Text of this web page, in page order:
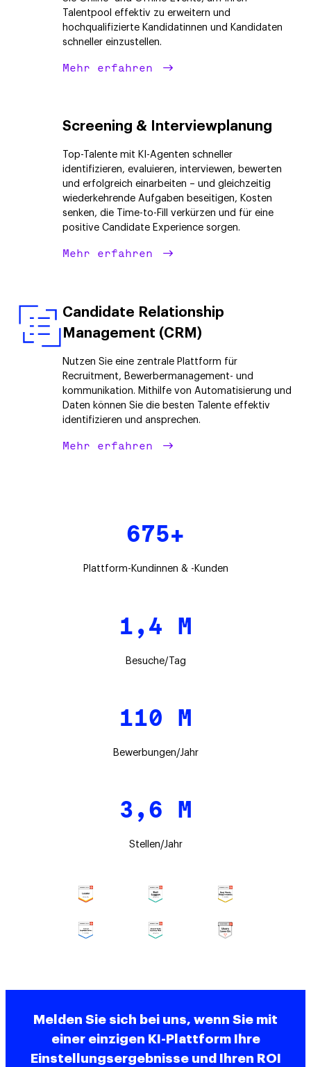
Talentpool effektiv zu erweitern und
hochqualifizierte Kandidatinnen und Kandidaten
schneller einzustellen.
Mehr erfahren
Screening & Interviewplanung
Top-Talente mit KI-Agenten schneller
identifizieren, evaluieren, interviewen, bewerten
und erfolgreich einarbeiten – und gleichzeitig
wiederkehrende Aufgaben beseitigen, Kosten
senken, die Time-to-Fill verkürzen und für eine
positive Candidate Experience sorgen.
Mehr erfahren
Candidate Relationship
Management (CRM)
Nutzen Sie eine zentrale Plattform für
Recruitment, Bewerbermanagement- und
kommunikation. Mithilfe von Automatisierung und
Daten können Sie die besten Talente effektiv
identifizieren und ansprechen.
Mehr erfahren
675+
Plattform-Kundinnen & -Kunden
1,4 M
Besuche/Tag
110 M
Bewerbungen/Jahr
3,6 M
Stellen/Jahr
Melden Sie sich bei uns, wenn Sie mit
einer einzigen KI-Plattform Ihre
Einstellungsergebnisse und Ihren ROI